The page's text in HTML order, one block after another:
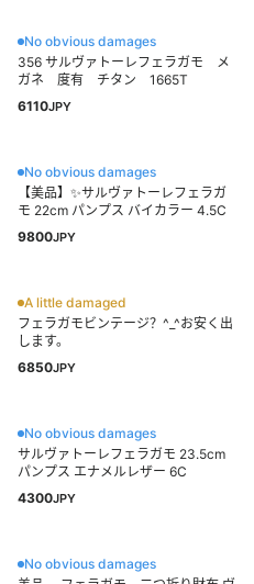
No obvious damages
356 サルヴァトーレフェラガモ メ
ガネ 度有 チタン 1665T
6110JPY
No obvious damages
【美品】✨サルヴァトーレフェラガ
モ 22cm パンプス バイカラー 4.5C
9800JPY
A little damaged
フェラガモビンテージ？^_^お安く出
します。
6850JPY
No obvious damages
サルヴァトーレフェラガモ 23.5cm
パンプス エナメルレザー 6C
4300JPY
No obvious damages